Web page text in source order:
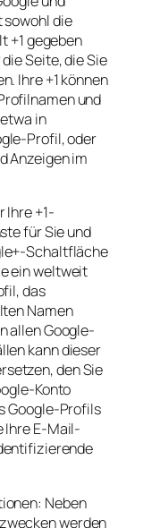
sowohl die
+1 gegeben
Seite, die Sie
Ihre +1 können
und
in
Profil, oder
Anzeigen im
Ihre +1-
für Sie und
Schaltfläche
ein weltweit
das
Namen
allen Google-
kann dieser
den Sie
Konto
Google-Profils
Ihre E-Mail-
Neben
werden